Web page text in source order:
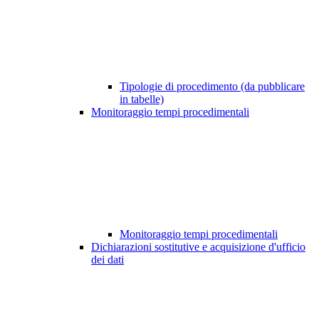
Tipologie di procedimento (da pubblicare
in tabelle)
Monitoraggio tempi procedimentali
Monitoraggio tempi procedimentali
Dichiarazioni sostitutive e acquisizione d'ufficio
dei dati